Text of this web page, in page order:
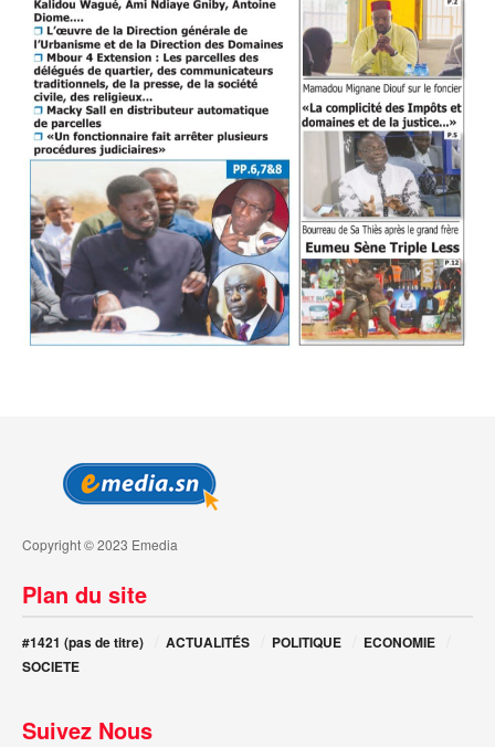
Copyright © 2023 Emedia
Plan du site
#1421 (pas de titre) ACTUALITÉS POLITIQUE
ECONOMIE
SOCIETE
Suivez Nous